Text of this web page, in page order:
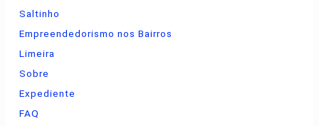
Saltinho
Empreendedorismo nos Bairros
Limeira
Sobre
Expediente
FAQ